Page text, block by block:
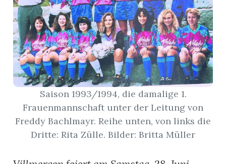
Newsletter
App
Saison 1993/1994, die damalige 1.
Frauenmannschaft unter der Leitung von
Freddy Bachlmayr. Reihe unten, von links die
Dritte: Rita Zülle. Bilder: Britta Müller